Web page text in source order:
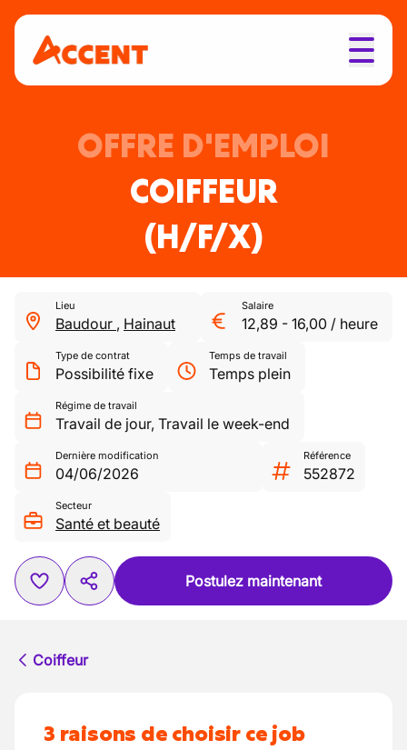
OFFRE D'EMPLOI
COIFFEUR
(H/F/X)
Lieu
Baudour , Hainaut
Salaire
12,89 - 16,00 / heure
Type de contrat
Possibilité fixe
Temps de travail
Temps plein
Régime de travail
Travail de jour, Travail le week-end
Dernière modification
04/06/2026
Référence
552872
Secteur
Santé et beauté
Postulez maintenant
Coiffeur
3 raisons de choisir ce job